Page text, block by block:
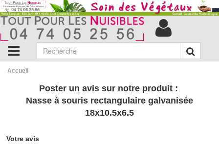
Accueil
Poster un avis sur notre produit :
Nasse à souris rectangulaire galvanisée
18x10.5x6.5
Votre avis